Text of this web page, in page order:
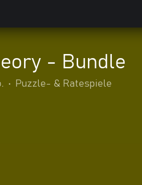
- Bundle
• Puzzle- & Ratespiele